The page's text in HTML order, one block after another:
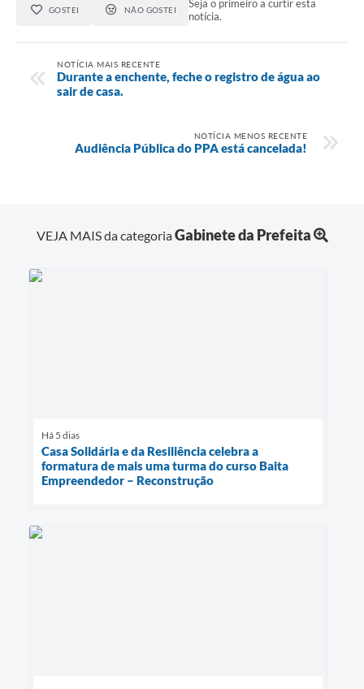
GOSTEI NÃO GOSTEI
Seja o primeiro a curtir esta
notícia.
NOTÍCIA MAIS RECENTE
Durante a enchente, feche o registro de água ao
sair de casa.
NOTÍCIA MENOS RECENTE
Audiência Pública do PPA está cancelada!
VEJA MAIS da categoriaGabinete da Prefeita
Há 5 dias
Casa Solidária e da Resiliência celebra a
formatura de mais uma turma do curso Baita
Empreendedor – Reconstrução